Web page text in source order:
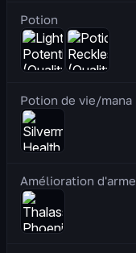
Potion
Potion de vie/mana
Amélioration d'arme